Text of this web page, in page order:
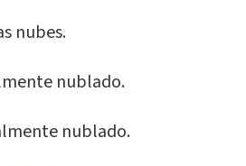
nubes.
nublado.
nublado.